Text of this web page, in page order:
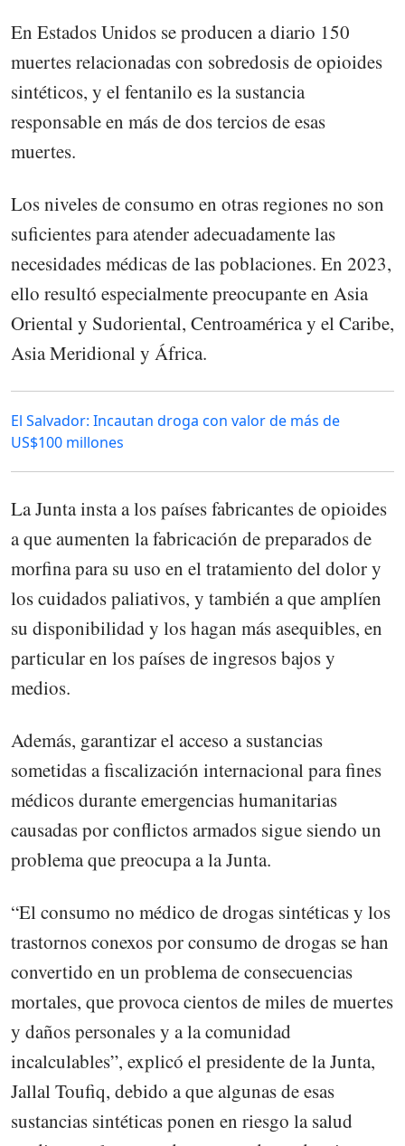
En Estados Unidos se producen a diario 150
muertes relacionadas con sobredosis de opioides
sintéticos, y el fentanilo es la sustancia
responsable en más de dos tercios de esas
muertes.
Los niveles de consumo en otras regiones no son
suficientes para atender adecuadamente las
necesidades médicas de las poblaciones. En 2023,
ello resultó especialmente preocupante en Asia
Oriental y Sudoriental, Centroamérica y el Caribe,
Asia Meridional y África.
El Salvador: Incautan droga con valor de más de
US$100 millones
La Junta insta a los países fabricantes de opioides
a que aumenten la fabricación de preparados de
morfina para su uso en el tratamiento del dolor y
los cuidados paliativos, y también a que amplíen
su disponibilidad y los hagan más asequibles, en
particular en los países de ingresos bajos y
medios.
Además, garantizar el acceso a sustancias
sometidas a fiscalización internacional para fines
médicos durante emergencias humanitarias
causadas por conflictos armados sigue siendo un
problema que preocupa a la Junta.
“El consumo no médico de drogas sintéticas y los
trastornos conexos por consumo de drogas se han
convertido en un problema de consecuencias
mortales, que provoca cientos de miles de muertes
y daños personales y a la comunidad
incalculables”, explicó el presidente de la Junta,
Jallal Toufiq, debido a que algunas de esas
sustancias sintéticas ponen en riesgo la salud